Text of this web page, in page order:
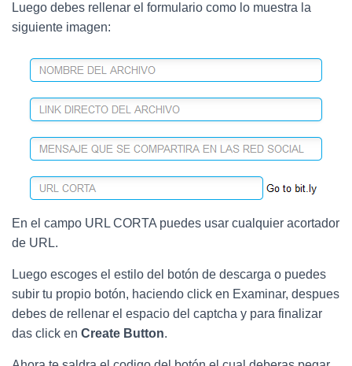
Luego debes rellenar el formulario como lo muestra la
siguiente imagen:
En el campo URL CORTA puedes usar cualquier acortador
de URL.
Luego escoges el estilo del botón de descarga o puedes
subir tu propio botón, haciendo click en Examinar, despues
debes de rellenar el espacio del captcha y para finalizar
das click en Create Button.